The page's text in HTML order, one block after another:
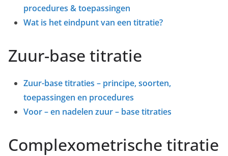
procedures & toepassingen
Wat is het eindpunt van een titratie?
Zuur-base titratie
Zuur-base titraties – principe, soorten,
toepassingen en procedures
Voor – en nadelen zuur – base titraties
Complexometrische titratie